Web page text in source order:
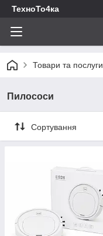
ТехноТо4ка
Товари та послуги
Пилососи
Сортування